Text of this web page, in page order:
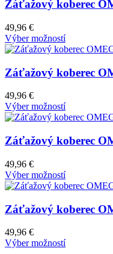
Záťažový koberec
49,96 €
Výber možností
Záťažový koberec
49,96 €
Výber možností
Záťažový koberec
49,96 €
Výber možností
Záťažový koberec
49,96 €
Výber možností